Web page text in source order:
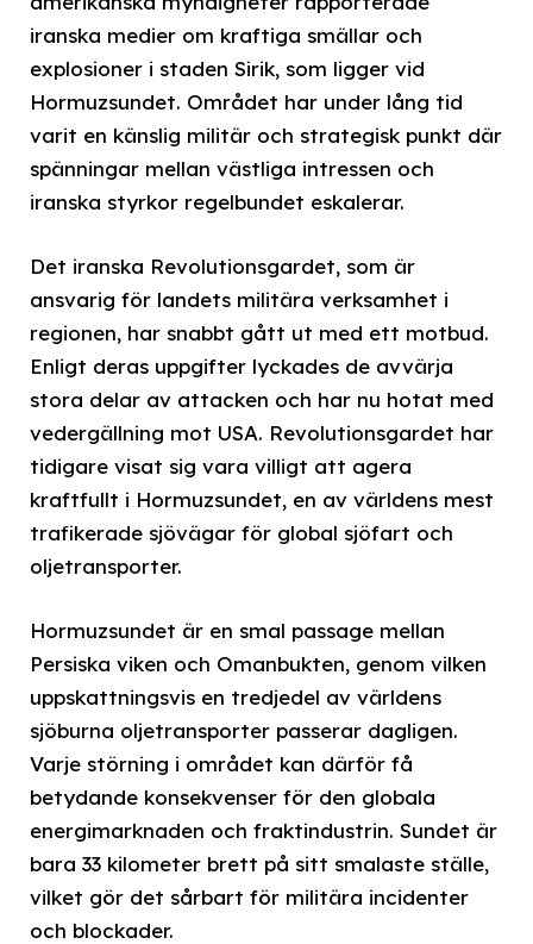
iranska medier om kraftiga smällar och
explosioner i staden Sirik, som ligger vid
Hormuzsundet. Området har under lång tid
varit en känslig militär och strategisk punkt där
spänningar mellan västliga intressen och
iranska styrkor regelbundet eskalerar.
Det iranska Revolutionsgardet, som är
ansvarig för landets militära verksamhet i
regionen, har snabbt gått ut med ett motbud.
Enligt deras uppgifter lyckades de avvärja
stora delar av attacken och har nu hotat med
vedergällning mot USA. Revolutionsgardet har
tidigare visat sig vara villigt att agera
kraftfullt i Hormuzsundet, en av världens mest
trafikerade sjövägar för global sjöfart och
oljetransporter.
Hormuzsundet är en smal passage mellan
Persiska viken och Omanbukten, genom vilken
uppskattningsvis en tredjedel av världens
sjöburna oljetransporter passerar dagligen.
Varje störning i området kan därför få
betydande konsekvenser för den globala
energimarknaden och fraktindustrin. Sundet är
bara 33 kilometer brett på sitt smalaste ställe,
vilket gör det sårbart för militära incidenter
och blockader.